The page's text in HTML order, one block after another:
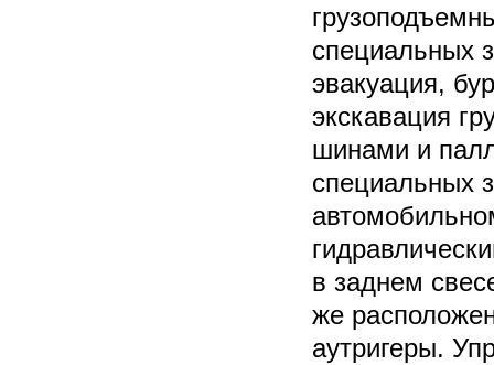
специальных
эвакуация,
экскавация
шинами и
специальных
в заднем
же
аутригеры.